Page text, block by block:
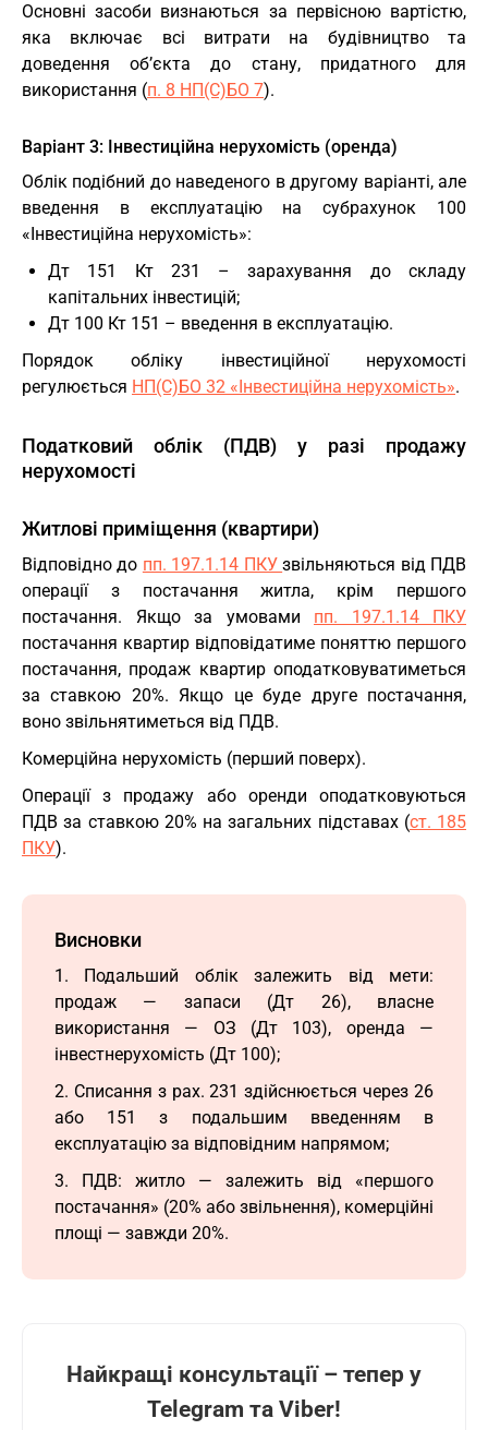
Основні засоби визнаються за первісною вартістю,
яка включає всі витрати на будівництво та
доведення об’єкта до стану, придатного для
використання (п. 8 НП(С)БО 7).
Варіант 3: Інвестиційна нерухомість (оренда)
Облік подібний до наведеного в другому варіанті, але
введення в експлуатацію на субрахунок 100
«Інвестиційна нерухомість»:
Дт 151 Кт 231 – зарахування до складу
капітальних інвестицій;
Дт 100 Кт 151 – введення в експлуатацію.
Порядок обліку інвестиційної нерухомості
регулюється НП(С)БО 32 «Інвестиційна нерухомість».
Податковий облік (ПДВ) у разі продажу
нерухомості
Житлові приміщення (квартири)
Відповідно до пп. 197.1.14 ПКУзвільняються від ПДВ
операції з постачання житла, крім першого
постачання. Якщо за умовами пп. 197.1.14 ПКУ
постачання квартир відповідатиме поняттю першого
постачання, продаж квартир оподатковуватиметься
за ставкою 20%. Якщо це буде друге постачання,
воно звільнятиметься від ПДВ.
Комерційна нерухомість (перший поверх).
Операції з продажу або оренди оподатковуються
ПДВ за ставкою 20% на загальних підставах (ст. 185
ПКУ).
Висновки
1. Подальший облік залежить від мети:
продаж — запаси (Дт 26), власне
використання — ОЗ (Дт 103), оренда —
інвестнерухомість (Дт 100);
2. Списання з рах. 231 здійснюється через 26
або 151 з подальшим введенням в
експлуатацію за відповідним напрямом;
3. ПДВ: житло — залежить від «першого
постачання» (20% або звільнення), комерційні
площі — завжди 20%.
Найкращі консультації – тепер у
Telegram та Viber!